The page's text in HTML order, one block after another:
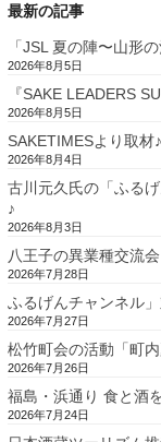
最新の記事
「JSL 夏の陣〜山形
2026年8月5日
『SAKE LEADERS
2026年8月5日
SAKETIMESより取材♪
2026年8月4日
古川元久氏の「ふる
♪
2026年8月3日
八王子の異業種交流会
2026年7月28日
ふるげんチャンネル
2026年7月27日
松竹町会の活動「町内
2026年7月26日
福島・浜通り 食と酒
2026年7月24日